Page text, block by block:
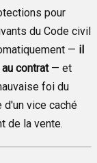
pour
du Code civil
— il
contrat— et
foi du
d'un vice caché
de la vente.